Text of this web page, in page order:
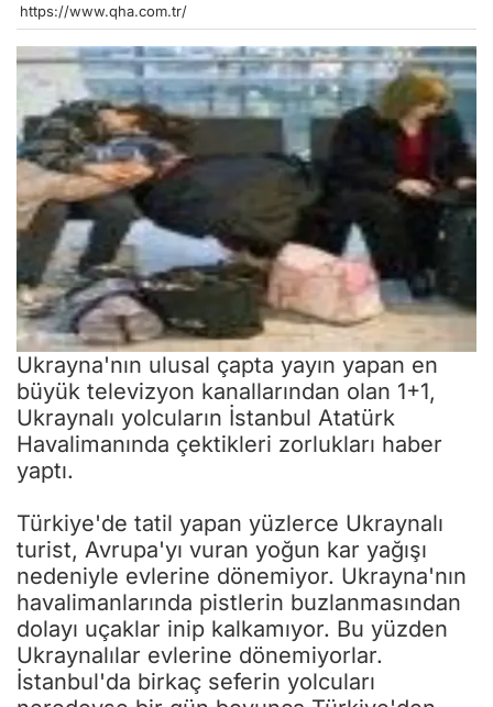
https://www.qha.com.tr/
Ukrayna'nın ulusal çapta yayın yapan en
büyük televizyon kanallarından olan 1+1,
Ukraynalı yolcuların İstanbul Atatürk
Havalimanında çektikleri zorlukları haber
yaptı.
Türkiye'de tatil yapan yüzlerce Ukraynalı
turist, Avrupa'yı vuran yoğun kar yağışı
nedeniyle evlerine dönemiyor. Ukrayna'nın
havalimanlarında pistlerin buzlanmasından
dolayı uçaklar inip kalkamıyor. Bu yüzden
Ukraynalılar evlerine dönemiyorlar.
İstanbul'da birkaç seferin yolcuları